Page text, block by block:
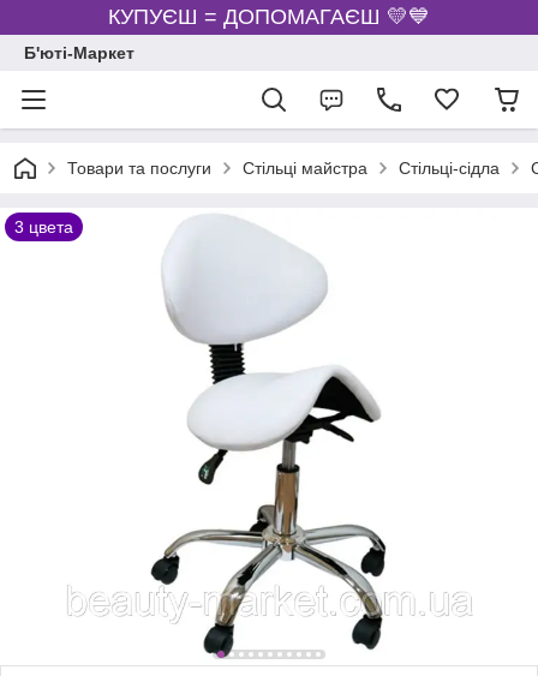
КУПУЄШ = ДОПОМАГАЄШ 💛💙
Б'юті-Маркет
Товари та послуги Стільці майстра Стільці-сідла
3 цвета